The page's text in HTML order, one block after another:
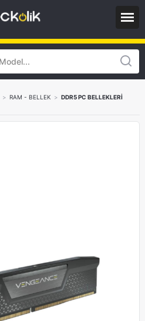
> RAM - BELLEK > DDR5 PC BELLEKLERİ